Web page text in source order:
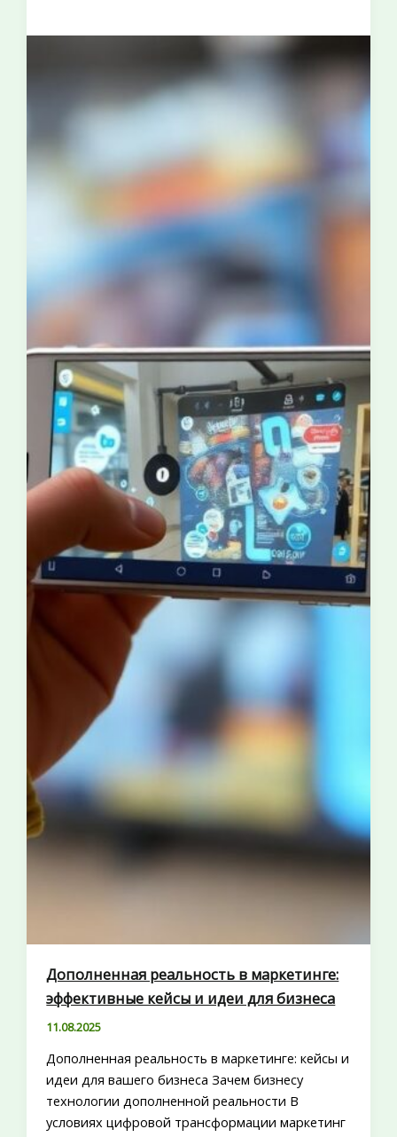
Дополненная реальность в маркетинге:
эффективные кейсы и идеи для бизнеса
11.08.2025
Дополненная реальность в маркетинге: кейсы и
идеи для вашего бизнеса Зачем бизнесу
технологии дополненной реальности В
условиях цифровой трансформации маркетинг